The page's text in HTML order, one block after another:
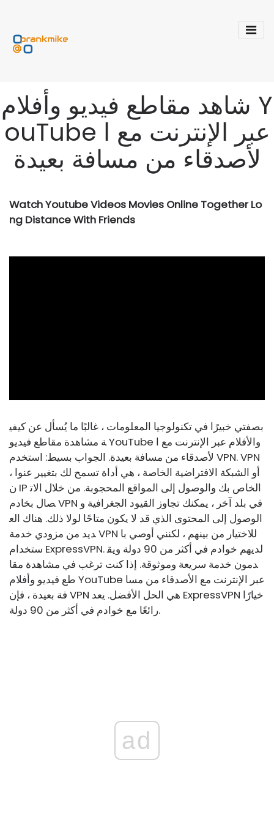
شاهد مقاطع فيديو وأفلام Y
ouTube عبر الإنترنت مع ا
لأصدقاء من مسافة بعيدة
Watch Youtube Videos Movies Online Together Lo
ng Distance With Friends
بصفتي خبيرًا في تكنولوجيا المعلومات ، غالبًا ما يُسأل عن كيفي
ة مشاهدة مقاطع فيديو YouTube والأفلام عبر الإنترنت مع ا
لأصدقاء من مسافة بعيدة. الجواب بسيط: استخدم VPN. VPN
، أو الشبكة الافتراضية الخاصة ، هي أداة تسمح لك بتغيير عنوا
ن IP الخاص بك والوصول إلى المواقع المحجوبة. من خلال الات
صال بخادم VPN في بلد آخر ، يمكنك تجاوز القيود الجغرافية و
الوصول إلى المحتوى الذي قد لا يكون متاحًا لولا ذلك. هناك الع
ديد من مزودي خدمة VPN للاختيار من بينهم ، لكنني أوصي با
ستخدام ExpressVPN. لديهم خوادم في أكثر من 90 دولة ويق
دمون خدمة سريعة وموثوقة. إذا كنت ترغب في مشاهدة مقا
طع فيديو وأفلام YouTube عبر الإنترنت مع الأصدقاء من مسا
فة بعيدة ، فإن VPN هي الحل الأفضل. يعد ExpressVPN خيارًا
رائعًا مع خوادم في أكثر من 90 دولة.
ad